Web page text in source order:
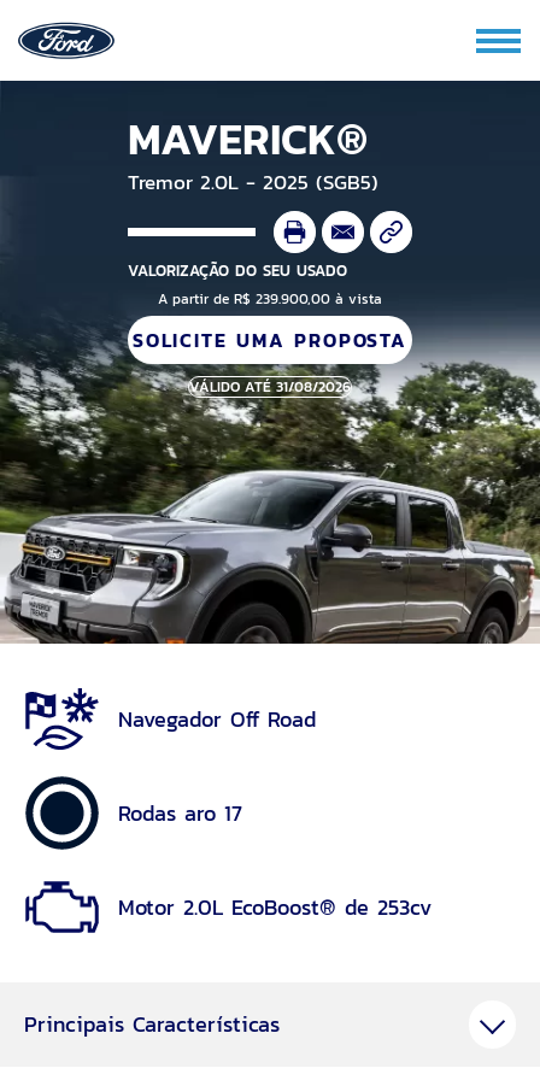
MAVERICK®
Tremor 2.0L - 2025 (SGB5)
VALORIZAÇÃO DO SEU USADO
A partir de R$ 239.900,00 à vista
SOLICITE UMA PROPOSTA
VÁLIDO ATÉ 31/08/2026
Navegador Off Road
Rodas aro 17
Motor 2.0L EcoBoost® de 253cv
Principais Características